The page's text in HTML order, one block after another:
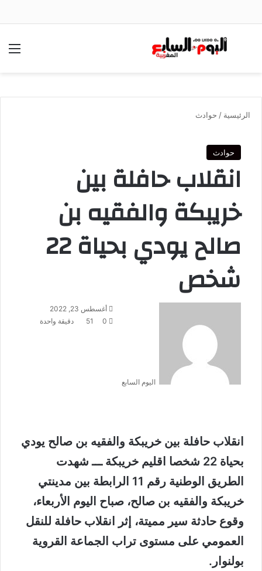
بحث عن
الرئيسية / حوادث
حوادث
انقلاب حافلة بين
خريبكة والفقيه بن
صالح يودي بحياة 22
شخص
اليوم السابع
أرسل
بريدا
أغسطس 23, 2022
0
51 دقيقة واحدة
انقلاب حافلة بين خريبكة والفقيه بن صالح يودي
بحياة 22 شخصا اقليم خريبكة ـــ شهدت
الطريق الوطنية رقم 11 الرابطة بين مدينتي
خريبكة والفقيه بن صالح، صباح اليوم الأربعاء،
وقوع حادثة سير مميتة، إثر انقلاب حافلة للنقل
العمومي على مستوى تراب الجماعة القروية
بولنوار.